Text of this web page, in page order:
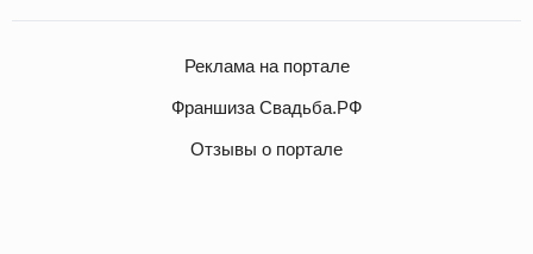
Реклама на портале
Франшиза Свадьба.РФ
Отзывы о портале